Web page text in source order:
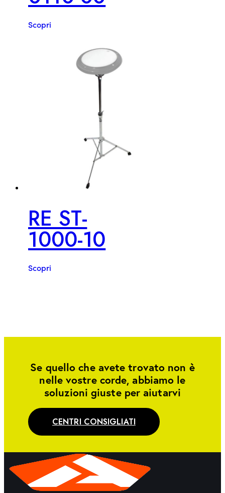
Scopri
RE ST-
1000-10
Scopri
Se quello che avete trovato non è
nelle vostre corde, abbiamo le
soluzioni giuste per aiutarvi
CENTRI CONSIGLIATI